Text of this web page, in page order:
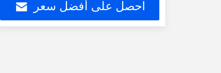
احصل على أفضل سعر